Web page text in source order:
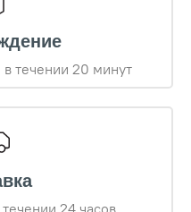
течении 20 минут
24 часов